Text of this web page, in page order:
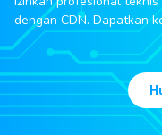
dengan CDN. Dapatkan